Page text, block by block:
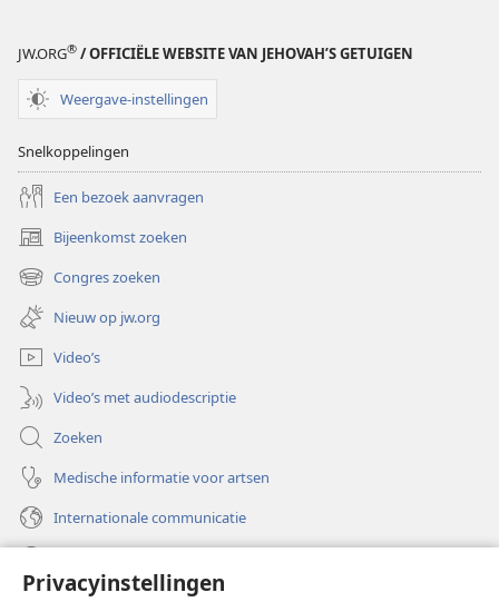
Privacyinstellingen
JW.ORG® / OFFICIËLE WEBSITE VAN JEHOVAH’S GETUIGEN
Weergave-instellingen
Snelkoppelingen
Een bezoek aanvragen
Bijeenkomst zoeken
(opent
nieuw
venster)
Congres zoeken
(opent
nieuw
venster)
Nieuw op jw.org
Video’s
Video’s met audiodescriptie
Zoeken
Medische informatie voor artsen
Internationale communicatie